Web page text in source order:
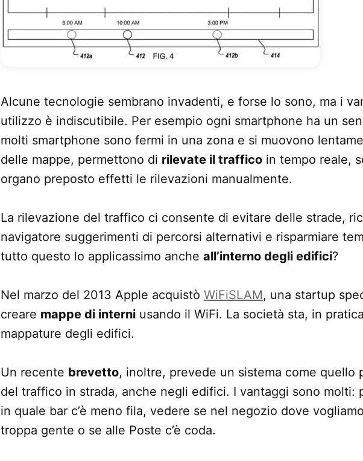
Alcune tecnologie sembrano invadenti, e forse lo sono, ma i
utilizzo è indiscutibile. Per esempio ogni smartphone ha un
molti smartphone sono fermi in una zona e si muovono
delle mappe, permettono di rilevate il traffico in tempo reale,
organo preposto effetti le rilevazioni manualmente.
La rilevazione del traffico ci consente di evitare delle strade,
navigatore suggerimenti di percorsi alternativi e risparmiare
tutto questo lo applicassimo anche all’interno degli edifici?
Nel marzo del 2013 Apple acquistò WiFiSLAM, una startup
creare mappe di interni usando il WiFi. La società sta, in
mappature degli edifici.
Un recente brevetto, inoltre, prevede un sistema come quello
del traffico in strada, anche negli edifici. I vantaggi sono molti:
in quale bar c’è meno fila, vedere se nel negozio dove
troppa gente o se alle Poste c’è coda.